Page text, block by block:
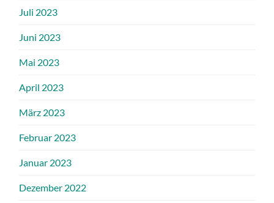
Juli 2023
Juni 2023
Mai 2023
April 2023
März 2023
Februar 2023
Januar 2023
Dezember 2022